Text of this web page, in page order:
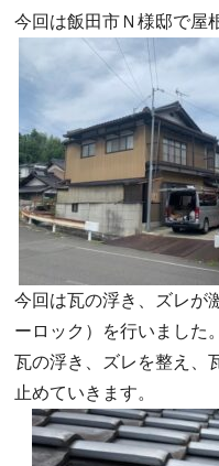
今回は飯田市Ｎ様邸で屋
今回は瓦の浮き、ズレが
ーロック）を行いました。
瓦の浮き、ズレを整え、
止めていきます。